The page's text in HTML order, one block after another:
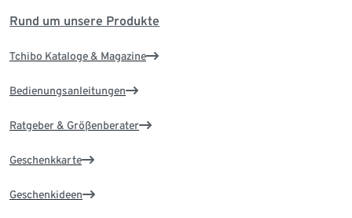
Rund um unsere Produkte
Tchibo Kataloge & Magazine
Bedienungsanleitungen
Ratgeber & Größenberater
Geschenkkarte
Geschenkideen